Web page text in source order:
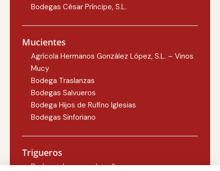
Bodegas César Príncipe, S.L.
Mucientes
Agrícola Hermanos González López, S.L. – Vinos
Mucy
Bodega Traslanzas
Bodegas Salvueros
Bodega Hijos de Rufino Iglesias
Bodegas Sinforiano
Trigueros
Bodegas Lezcano-Lacalle